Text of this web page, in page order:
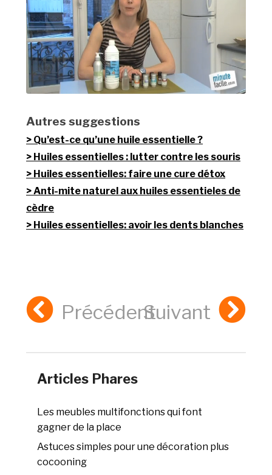
Autres suggestions
Qu’est-ce qu’une huile essentielle ?
Huiles essentielles : lutter contre les souris
Huiles essentielles: faire une cure détox
Anti-mite naturel aux huiles essentieles de
cèdre
Huiles essentielles: avoir les dents blanches
PrécédentSuivant
Articles Phares
Les meubles multifonctions qui font
gagner de la place
Astuces simples pour une décoration plus
cocooning